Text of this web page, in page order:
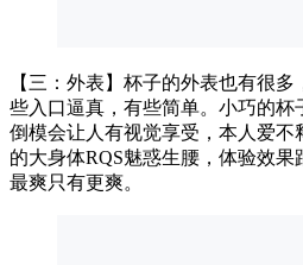
【三：外表】杯子的外表也有很
些入口逼真，有些简单。小巧的杯
倒模会让人有视觉享受，本人爱不
的大身体RQS魅惑生腰，体验效
最爽只有更爽。